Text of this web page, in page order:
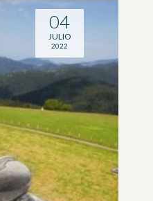
04
JULIO
2022